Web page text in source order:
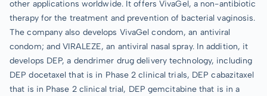
other applications worldwide. It offers VivaGel, a non-antibiotic
therapy for the treatment and prevention of bacterial vaginosis.
The company also develops VivaGel condom, an antiviral
condom; and VIRALEZE, an antiviral nasal spray. In addition, it
develops DEP, a dendrimer drug delivery technology, including
DEP docetaxel that is in Phase 2 clinical trials, DEP cabazitaxel
that is in Phase 2 clinical trial, DEP gemcitabine that is in a